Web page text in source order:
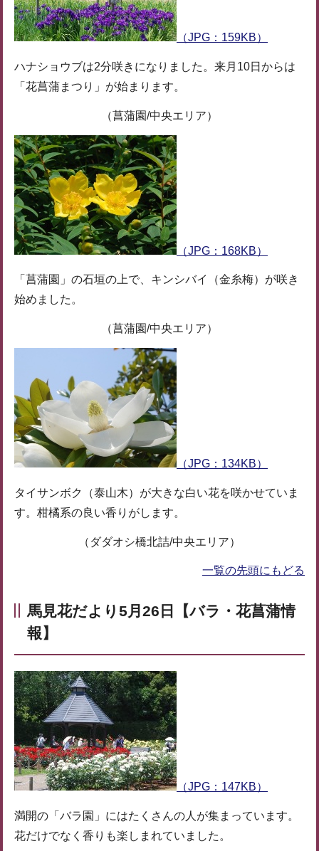
（JPG：159KB）
ハナショウブは2分咲きになりました。来月10日からは
「花菖蒲まつり」が始まります。
（菖蒲園/中央エリア）
（JPG：168KB）
「菖蒲園」の石垣の上で、キンシバイ（金糸梅）が咲き
始めました。
（菖蒲園/中央エリア）
（JPG：134KB）
タイサンボク（泰山木）が大きな白い花を咲かせていま
す。柑橘系の良い香りがします。
（ダダオシ橋北詰/中央エリア）
一覧の先頭にもどる
馬見花だより5月26日【バラ・花菖蒲情
報】
（JPG：147KB）
満開の「バラ園」にはたくさんの人が集まっています。
花だけでなく香りも楽しまれていました。